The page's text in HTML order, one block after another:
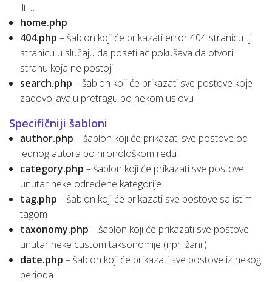
ili …
home.php
404.php – šablon koji će prikazati error 404 stranicu tj.
stranicu u slučaju da posetilac pokušava da otvori
stranu koja ne postoji
search.php – šablon koji će prikazati sve postove koje
zadovoljavaju pretragu po nekom uslovu
Specifičniji šabloni
author.php – šablon koji će prikazati sve postove od
jednog autora po hronološkom redu
category.php – šablon koji će prikazati sve postove
unutar neke određene kategorije
tag.php – šablon koji će prikazati sve postove sa istim
tagom
taxonomy.php – šablon koji će prikazati sve postove
unutar neke custom taksonomije (npr. žanr)
date.php – šablon koji će prikazati sve postove iz nekog
perioda